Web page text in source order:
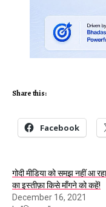
Share this:
Facebook
गोदी मीडिया को समझ नहीं आ
का इस्तीफ़ा किसे माँगने को कहें!
December 16, 2021